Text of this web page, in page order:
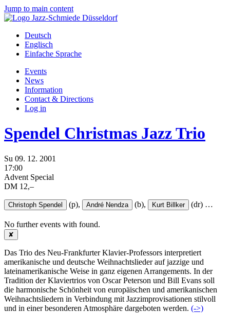
Jump to main content
Deutsch
Englisch
Einfache Sprache
Events
News
Information
Contact & Directions
Log in
Spendel Christmas Jazz Trio
Su 09. 12. 2001
17:00
Advent Special
DM 12,–
Christoph Spendel (p), André Nendza (b), Kurt Billker (dr) …
No further events with found.
✘
Das Trio des Neu-Frankfurter Klavier-Professors interpretiert
amerikanische und deutsche Weihnachtslieder auf jazzige und
lateinamerikanische Weise in ganz eigenen Arrangements. In der
Tradition der Klaviertrios von Oscar Peterson und Bill Evans soll
die harmonische Schönheit von europäischen und amerikanischen
Weihnachtsliedern in Verbindung mit Jazzimprovisationen stilvoll
und in einer besonderen Atmosphäre dargeboten werden. (->)